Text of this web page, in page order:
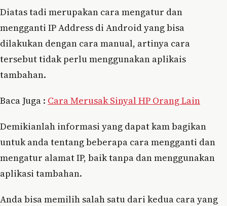
Diatas tadi merupakan cara mengatur dan
mengganti IP Address di Android yang bisa
dilakukan dengan cara manual, artinya cara
tersebut tidak perlu menggunakan aplikais
tambahan.
Baca Juga : Cara Merusak Sinyal HP Orang Lain
Demikianlah informasi yang dapat kam bagikan
untuk anda tentang beberapa cara mengganti dan
mengatur alamat IP, baik tanpa dan menggunakan
aplikasi tambahan.
Anda bisa memilih salah satu dari kedua cara yang